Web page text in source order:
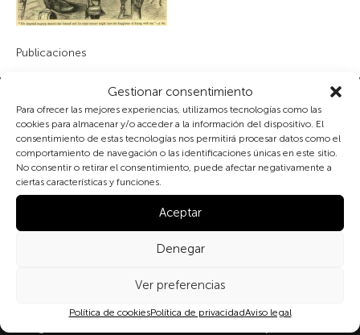
Gestionar consentimiento
Para ofrecer las mejores experiencias, utilizamos tecnologías como las
cookies para almacenar y/o acceder a la información del dispositivo. El
consentimiento de estas tecnologías nos permitirá procesar datos como el
comportamiento de navegación o las identificaciones únicas en este sitio.
No consentir o retirar el consentimiento, puede afectar negativamente a
ciertas características y funciones.
Aceptar
Denegar
Ver preferencias
Política de cookiesPolítica de privacidadAviso legal
Publicaciones
Suscribete a nuestra newsletter
Al marcar la casilla y enviar este formulario, usted
consiente expresamente el tratamiento de sus datos
personales conforme a la normativa vigente en
particular, de acuerdo con lo dispuesto en el
Reglamento (UE) 2016/679 del Parlamento Europeo y
Orgánica 3/2018, de 5 de diciembre, de Protección de
Datos Personales y garantía de los derechos